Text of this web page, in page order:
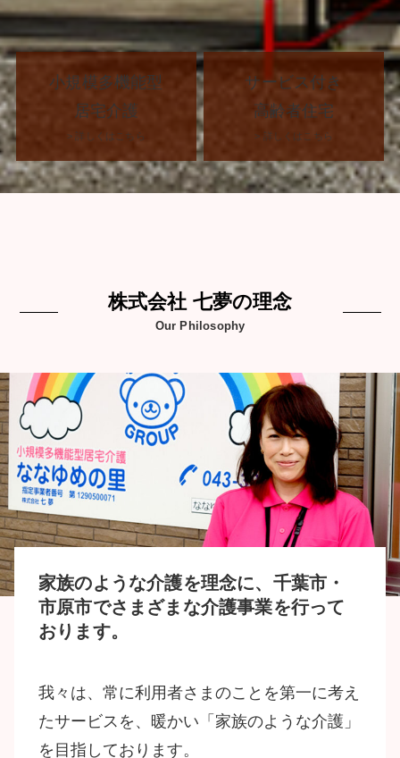
小規模多機能型
居宅介護
> 詳しくはこちら
サービス付き
高齢者住宅
> 詳しくはこちら
株式会社 七夢の理念
Our Philosophy
家族のような介護を理念に、千葉市・
市原市でさまざまな介護事業を行って
おります。
我々は、常に利用者さまのことを第一に考え
たサービスを、暖かい「家族のような介護」
を目指しております。